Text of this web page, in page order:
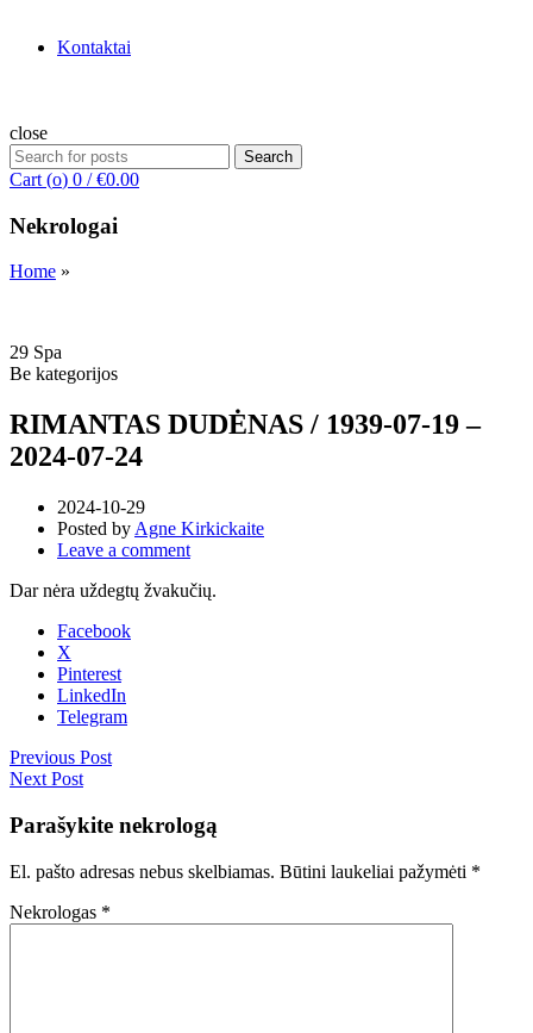
Kontaktai
close
Search
for:
Search
Cart (o) 0 / €0.00
Nekrologai
Home »
29 Spa
Be kategorijos
RIMANTAS DUDĖNAS / 1939-07-19 –
2024-07-24
2024-10-29
Posted by Agne Kirkickaite
Leave a comment
Dar nėra uždegtų žvakučių.
Facebook
X
Pinterest
LinkedIn
Telegram
Previous Post
Next Post
Parašykite nekrologą
El. pašto adresas nebus skelbiamas. Būtini laukeliai pažymėti *
Nekrologas *